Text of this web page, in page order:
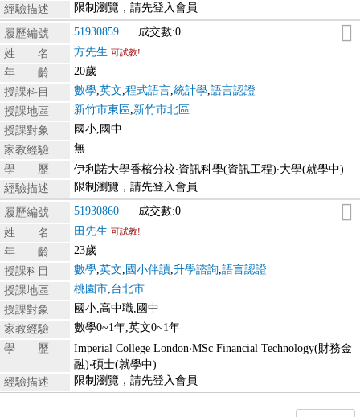
經驗描述
限制瀏覽，請先登入會員
履歷編號 51930859
成交數:0
姓 名
方先生 可試教!
年 齡
20歲
授課科目
數學 英文 程式語言 統計學 語言認證
授課地區
新竹市東區 新竹市北區
授課對象
國小,國中
家教經驗
無
學 歷
伊利諾大學香檳分校‧資訊科學(資訊工程)‧大學(就學中)
經驗描述
限制瀏覽，請先登入會員
履歷編號 51930860
成交數:0
姓 名
田先生 可試教!
年 齡
23歲
授課科目
數學 英文 國小伴讀 升學諮詢 語言認證
授課地區
桃園市 台北市
授課對象
國小,高中職,國中
家教經驗
數學0~1年,英文0~1年
學 歷
Imperial College London‧MSc Financial Technology(財務金
融)‧碩士(就學中)
經驗描述
限制瀏覽，請先登入會員